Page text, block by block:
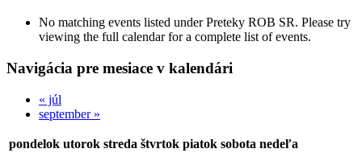
No matching events listed under Preteky ROB SR. Please try
viewing the full calendar for a complete list of events.
Navigácia pre mesiace v kalendári
« júl
september »
pondelok utorok streda štvrtok piatok sobota nedeľa